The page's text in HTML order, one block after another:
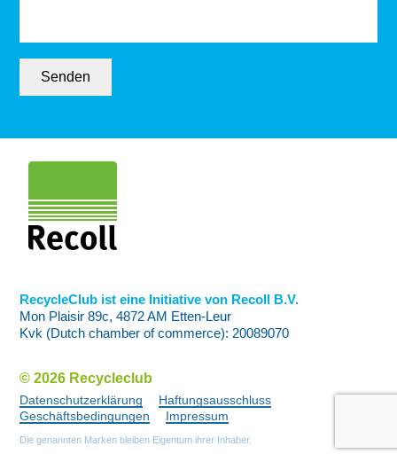
Senden
RecycleClub ist eine Initiative von Recoll B.V.
Mon Plaisir 89c, 4872 AM Etten-Leur
Kvk (Dutch chamber of commerce): 20089070
© 2026 Recycleclub
Datenschutzerklärung
Haftungsausschluss
Geschäftsbedingungen
Impressum
Die genannten Marken bleiben Eigentum ihrer Inhaber.